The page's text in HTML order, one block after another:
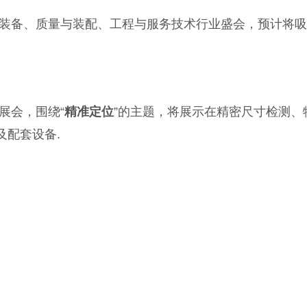
备、质量与装配、工程与服务技术行业盛会，预计将
会，围绕“精准定位”的主题，将展示在精密尺寸检测、
配套设备.